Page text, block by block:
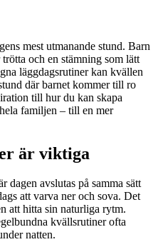
mest utmanande stund. Barn
och en stämning som lätt
läggdagsrutiner kan kvällen
där barnet kommer till ro
till hur du kan skapa
familjen – till en mer
är viktiga
dagen avslutas på samma sätt
att varva ner och sova. Det
att hitta sin naturliga rytm.
kvällsrutiner ofta
natten.